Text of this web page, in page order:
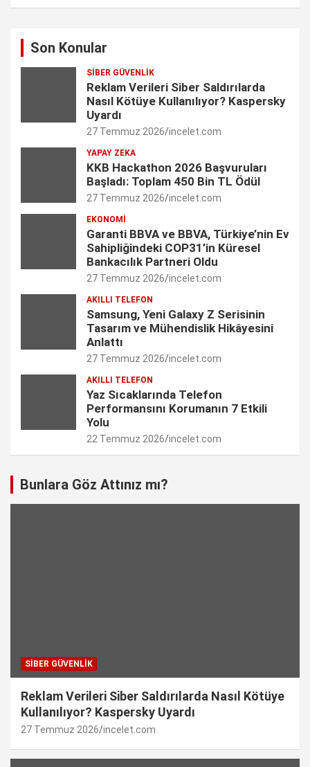
F
I
L
k
e
d
n
T
t
t
e
r
Y
T
u
b
C
a
n
n
e
l
Son Konular
SIBER GÜVENLIK
Reklam Verileri Siber Saldırılarda
Nasıl Kötüye Kullanılıyor? Kaspersky
Uyardı
27 Temmuz 2026 incelet.com
YAPAY ZEKA
KKB Hackathon 2026 Başvuruları
Başladı: Toplam 450 Bin TL Ödül
27 Temmuz 2026 incelet.com
EKONOMI
Garanti BBVA ve BBVA, Türkiye’nin Ev
Sahipliğindeki COP31’in Küresel
Bankacılık Partneri Oldu
27 Temmuz 2026 incelet.com
AKILLI TELEFON
Samsung, Yeni Galaxy Z Serisinin
Tasarım ve Mühendislik Hikâyesini
Anlattı
27 Temmuz 2026 incelet.com
AKILLI TELEFON
Yaz Sıcaklarında Telefon
Performansını Korumanın 7 Etkili
Yolu
22 Temmuz 2026 incelet.com
Bunlara Göz Attınız mı?
SIBER GÜVENLIK
Reklam Verileri Siber Saldırılarda Nasıl Kötüye
Kullanılıyor? Kaspersky Uyardı
27 Temmuz 2026 incelet.com